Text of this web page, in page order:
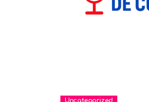
Uncategorized